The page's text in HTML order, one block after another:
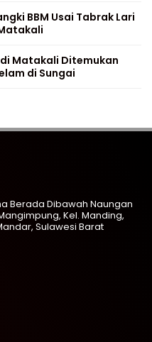
BBM Usai Tabrak Lari
Matakali Ditemukan
di Sungai
Berada Dibawah Naungan
Kel. Manding,
Sulawesi Barat